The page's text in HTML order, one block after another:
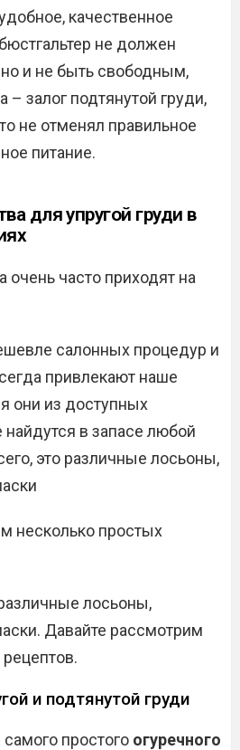
качественное
не должен
но и не быть свободным,
– залог подтянутой груди,
не отменял правильное
питание.
для упругой груди в
часто приходят на
салонных процедур и
привлекают наше
они из доступных
найдутся в запасе любой
это различные лосьоны,
несколько простых
лосьоны,
Давайте рассмотрим
и подтянутой груди
простого огуречного